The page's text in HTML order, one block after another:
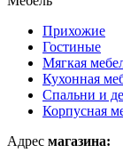
Прихожие
Гостиные
Мягкая
Кухонная
Спальни и
Корпусная
Адрес магазина: